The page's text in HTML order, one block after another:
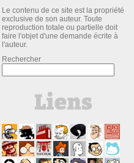
Le contenu de ce site est la propriété
exclusive de son auteur. Toute
reproduction totale ou partielle doit
faire l'objet d'une demande écrite à
l'auteur.
Rechercher